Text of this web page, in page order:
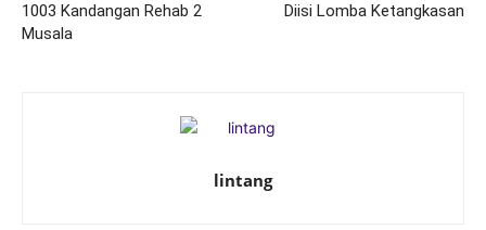
1003 Kandangan Rehab 2
Musala
Diisi Lomba Ketangkasan
lintang